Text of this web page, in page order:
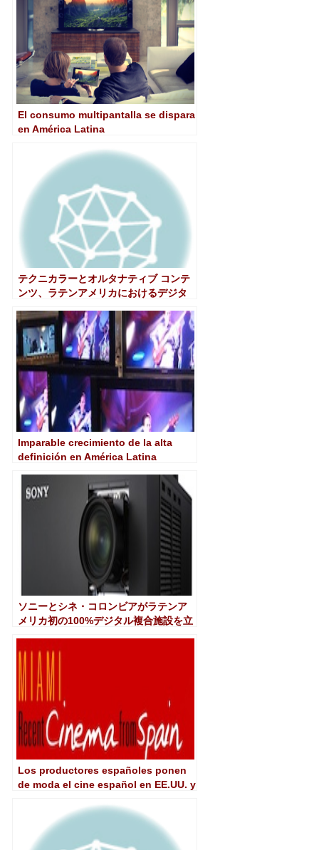
El consumo multipantalla se dispara
en América Latina
テクニカラーとオルタナティブ コンテ
ンツ、ラテンアメリカにおけるデジタ
Imparable crecimiento de la alta
definición en América Latina
ソニーとシネ・コロンビアがラテンア
メリカ初の100%デジタル複合施設を立
Los productores españoles ponen
de moda el cine español en EE.UU. y